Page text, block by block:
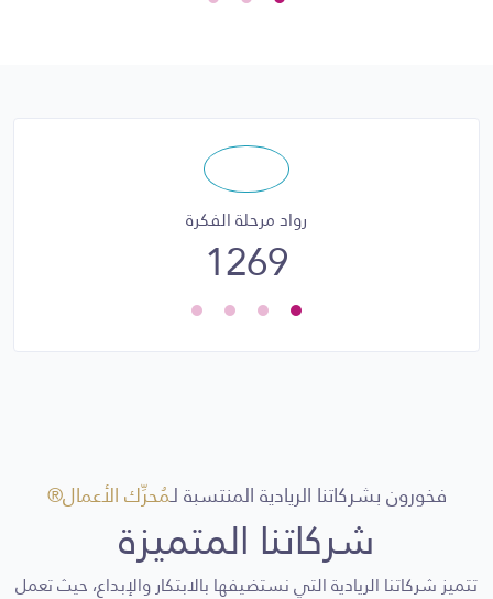
رواد مرحلة الفكرة
1269
فخورون بشركاتنا الريادية المنتسبة لـمُحرِّك الأعمال®
شركاتنا المتميزة
تتميز شركاتنا الريادية التي نستضيفها بالابتكار والإبداع، حيث تعمل